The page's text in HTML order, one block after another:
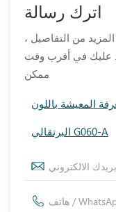
اترك رسالة
من التفاصيل ،
عليك في أقرب وقت
ممكن
المعيشة باللون
البرتقالي G060-A